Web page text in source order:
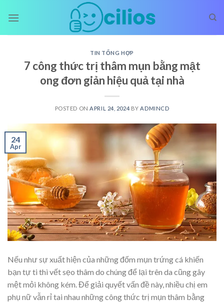
TIN TỔNG HỢP
7 công thức trị thâm mụn bằng mật
ong đơn giản hiệu quả tại nhà
POSTED ON APRIL 24, 2024 BY ADMINCD
24
Apr
Nếu như sự xuất hiện của những đốm mụn trứng cá khiến
bạn tự ti thì vết sẹo thâm do chúng để lại trên da cũng gây
mệt mỏi không kém. Để giải quyết vấn đề này, nhiều chị em
phụ nữ vẫn rỉ tai nhau những công thức trị mụn thâm bằng